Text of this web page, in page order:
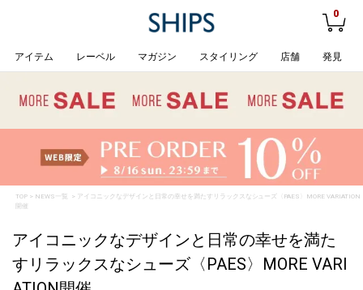
0
アイテム レーベル マガジン スタイリング 店舗 発見
TOP> NEWS一覧
> アイコニックなデザインと日常の幸せを満たすリラックスなシューズ〈PAES〉MORE VARIATION
開催
アイコニックなデザインと日常の幸せを満た
すリラックスなシューズ〈PAES〉MORE VARI